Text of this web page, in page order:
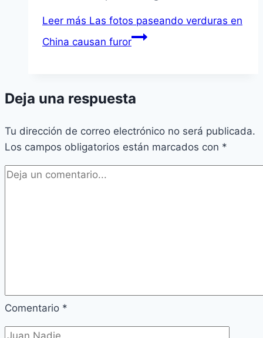
Leer más Las fotos paseando verduras en
China causan furor
Deja una respuesta
Tu dirección de correo electrónico no será publicada.
Los campos obligatorios están marcados con *
Comentario *